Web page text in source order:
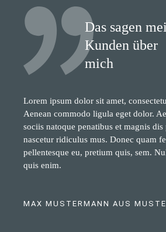
Das sagen
Kunden über
mich
Lorem ipsum dolor sit amet,
Aenean commodo ligula eget dolor.
sociis natoque penatibus et magnis
nascetur ridiculus mus. Donec quam
pellentesque eu, pretium quis, sem.
quis enim.
MAX MUSTERMANN AUS